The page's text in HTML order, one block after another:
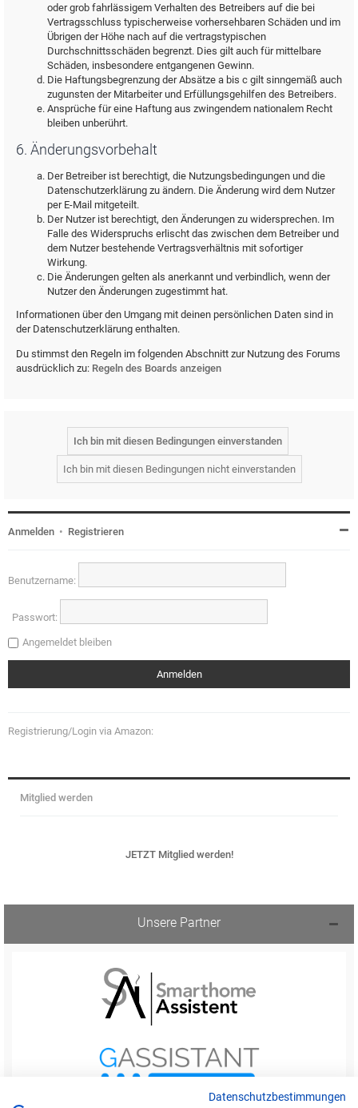
oder grob fahrlässigem Verhalten des Betreibers auf die bei
Vertragsschluss typischerweise vorhersehbaren Schäden und im
Übrigen der Höhe nach auf die vertragstypischen
Durchschnittsschäden begrenzt. Dies gilt auch für mittelbare
Schäden, insbesondere entgangenen Gewinn.
Die Haftungsbegrenzung der Absätze a bis c gilt sinngemäß auch
zugunsten der Mitarbeiter und Erfüllungsgehilfen des Betreibers.
Ansprüche für eine Haftung aus zwingendem nationalem Recht
bleiben unberührt.
6. Änderungsvorbehalt
Der Betreiber ist berechtigt, die Nutzungsbedingungen und die
Datenschutzerklärung zu ändern. Die Änderung wird dem Nutzer
per E-Mail mitgeteilt.
Der Nutzer ist berechtigt, den Änderungen zu widersprechen. Im
Falle des Widerspruchs erlischt das zwischen dem Betreiber und
dem Nutzer bestehende Vertragsverhältnis mit sofortiger
Wirkung.
Die Änderungen gelten als anerkannt und verbindlich, wenn der
Nutzer den Änderungen zugestimmt hat.
Informationen über den Umgang mit deinen persönlichen Daten sind in
der Datenschutzerklärung enthalten.
Du stimmst den Regeln im folgenden Abschnitt zur Nutzung des Forums
ausdrücklich zu: Regeln des Boards anzeigen
Anmelden • Registrieren
Benutzername:
Passwort:
Angemeldet bleiben
Registrierung/Login via Amazon:
Mitglied werden
JETZT Mitglied werden!
Unsere Partner
Datenschutzbestimmungen